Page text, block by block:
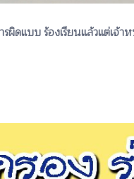
ดแบบ ร้องเรียนแล้วแต่เจ้า